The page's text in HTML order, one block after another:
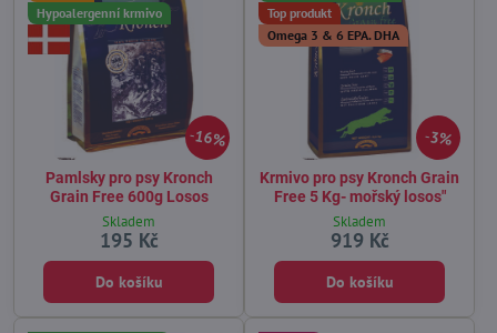
16%
Hypoalergenní krmivo
Pamlsky pro psy Kronch
Grain Free 600g Losos
Skladem
195 Kč
Do košíku
3%
Top produkt
Omega 3 & 6 EPA. DHA
Krmivo pro psy Kronch Grain
Free 5 Kg- mořský losos"
Skladem
919 Kč
Do košíku